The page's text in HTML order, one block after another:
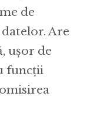
de
Are
ușor de
funcții